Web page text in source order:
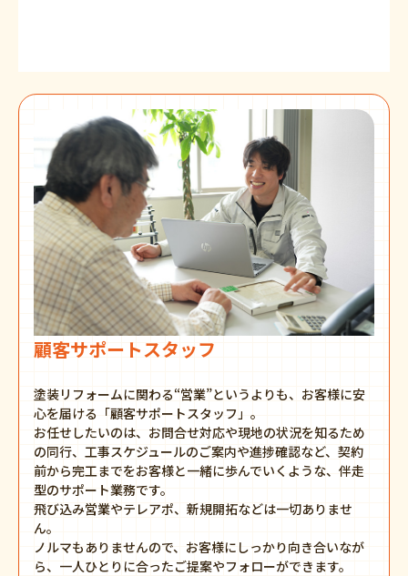
顧客サポートスタッフ
塗装リフォームに関わる“営業”というよりも、お客様に安
心を届ける「顧客サポートスタッフ」。
お任せしたいのは、お問合せ対応や現地の状況を知るため
の同行、工事スケジュールのご案内や進捗確認など、契約
前から完工までをお客様と一緒に歩んでいくような、伴走
型のサポート業務です。
飛び込み営業やテレアポ、新規開拓などは一切ありませ
ん。
ノルマもありませんので、お客様にしっかり向き合いなが
ら、一人ひとりに合ったご提案やフォローができます。